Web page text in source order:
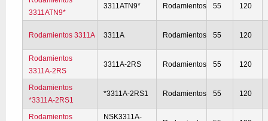
3311ATN9*
3311ATN9* Rodamientos 55 120
Rodamientos 3311A 3311A Rodamientos 55 120
Rodamientos
3311A-2RS
3311A-2RS Rodamientos 55 120
Rodamientos
*3311A-2RS1
*3311A-2RS1 Rodamientos 55 120
Rodamientos NSK3311A-